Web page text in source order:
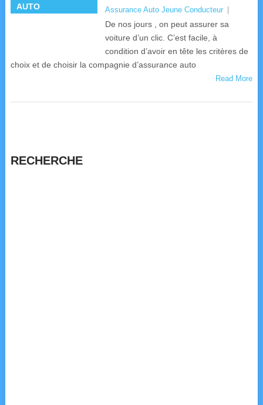
AUTO
Assurance Auto Jeune Conducteur
De nos jours , on peut assurer sa
voiture d’un clic. C’est facile, à
condition d’avoir en tête les critères de
choix et de choisir la compagnie d’assurance auto
Read More
RECHERCHE